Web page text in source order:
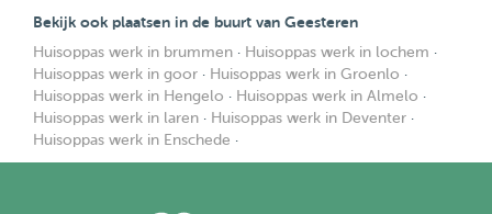
Bekijk ook plaatsen in de buurt van Geesteren
Huisoppas werk in brummen · Huisoppas werk in lochem ·
Huisoppas werk in goor · Huisoppas werk in Groenlo ·
Huisoppas werk in Hengelo · Huisoppas werk in Almelo ·
Huisoppas werk in laren · Huisoppas werk in Deventer ·
Huisoppas werk in Enschede ·